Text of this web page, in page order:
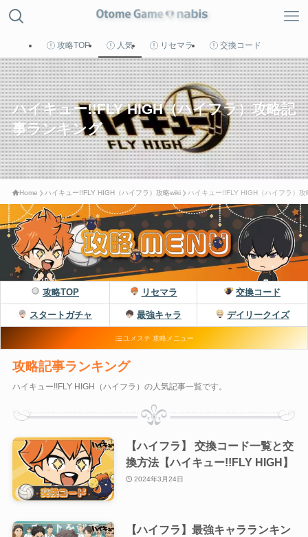
MENU
HOME
トップへ戻る
Game List
攻略タイトル一覧
Calender
新作カレンダー
Otome Game
検索
攻略TOP 人気 リセマラ 交換コード
ハイキュー!!FLY HIGH（ハイフラ）攻略記
事ランキング
Home ハイキュー!!FLY HIGH（ハイフラ）攻略wiki ハイキュー!!FLY HIGH（ハイフラ）
攻略TOP リセマラ 交換コード
スタートガチャ 最強キャラ デイリークイズ
ユメステ 攻略メニュー
攻略記事ランキング
ハイキュー!!FLY HIGH（ハイフラ）の人気記事一覧です。
【ハイフラ】 交換コード一覧と交
換方法【ハイキュー!!FLY HIGH】
2024年3月24日
【ハイフラ】最強キャラランキン